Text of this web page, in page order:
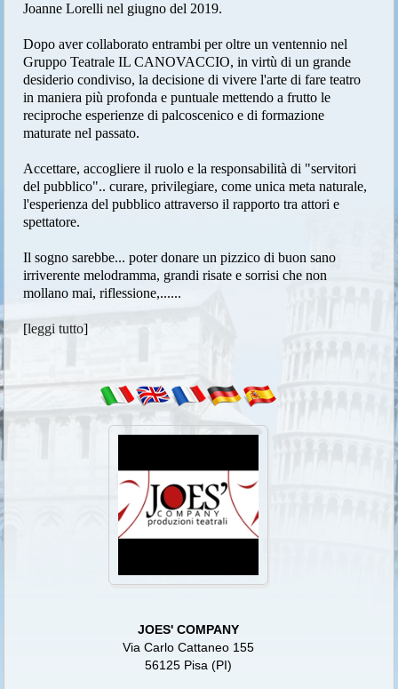
Joanne Lorelli nel giugno del 2019.
Dopo aver collaborato entrambi per oltre un ventennio nel
Gruppo Teatrale IL CANOVACCIO, in virtù di un grande
desiderio condiviso, la decisione di vivere l'arte di fare teatro
in maniera più profonda e puntuale mettendo a frutto le
reciproche esperienze di palcoscenico e di formazione
maturate nel passato.
Accettare, accogliere il ruolo e la responsabilità di "servitori
del pubblico".. curare, privilegiare, come unica meta naturale,
l'esperienza del pubblico attraverso il rapporto tra attori e
spettatore.
Il sogno sarebbe... poter donare un pizzico di buon sano
irriverente melodramma, grandi risate e sorrisi che non
mollano mai, riflessione,......
[leggi tutto]
JOES' COMPANY
Via Carlo Cattaneo 155
56125 Pisa (PI)